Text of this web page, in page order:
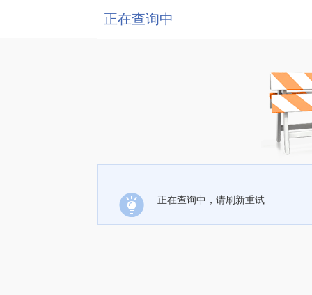
正在查询中
正在查询中，请刷新重试